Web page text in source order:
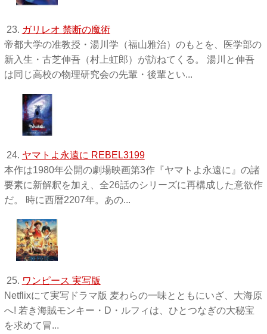
23. ガリレオ 禁断の魔術
帝都大学の准教授・湯川学（福山雅治）のもとを、医学部の
新入生・古芝伸吾（村上虹郎）が訪ねてくる。 湯川と伸吾
は同じ高校の物理研究会の先輩・後輩とい...
24. ヤマトよ永遠に REBEL3199
本作は1980年公開の劇場映画第3作『ヤマトよ永遠に』の諸
要素に新解釈を加え、全26話のシリーズに再構成した意欲作
だ。 時に西暦2207年。あの...
25. ワンピース 実写版
Netflixにて実写ドラマ版 麦わらの一味とともにいざ、大海原
へ! 若き海賊モンキー・D・ルフィは、ひとつなぎの大秘宝
を求めて冒...